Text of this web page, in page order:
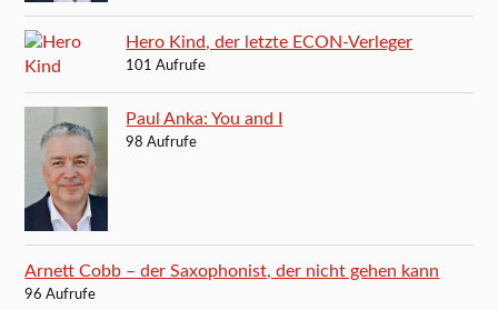
Hero Kind, der letzte ECON-Verleger
101 Aufrufe
Paul Anka: You and I
98 Aufrufe
Arnett Cobb – der Saxophonist, der nicht gehen kann
96 Aufrufe